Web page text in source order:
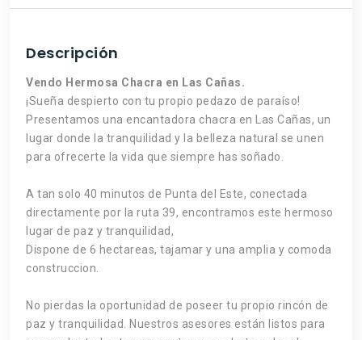
Descripción
Vendo Hermosa Chacra en Las Cañas.
¡Sueña despierto con tu propio pedazo de paraíso!
Presentamos una encantadora chacra en Las Cañas, un
lugar donde la tranquilidad y la belleza natural se unen
para ofrecerte la vida que siempre has soñado.
A tan solo 40 minutos de Punta del Este, conectada
directamente por la ruta 39, encontramos este hermoso
lugar de paz y tranquilidad,
Dispone de 6 hectareas, tajamar y una amplia y comoda
construccion.
No pierdas la oportunidad de poseer tu propio rincón de
paz y tranquilidad. Nuestros asesores están listos para